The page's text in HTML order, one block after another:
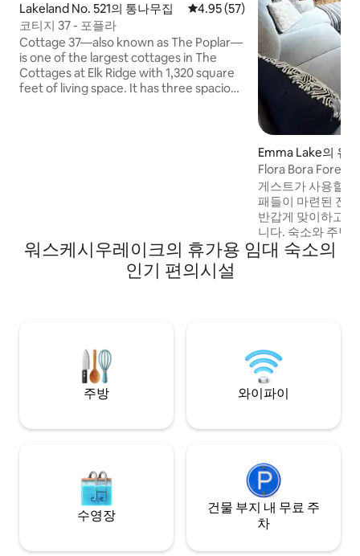
Lakeland No. 521의 통나무집 평점 4.95점(5점 만점), 후기 57
4.95 (57)
코티지 37 - 포플라
Cottage 37—also known as The Poplar—
is one of the largest cottages in The
Cottages at Elk Ridge with 1,320 square
feet of living space. It has three spacious
Emma Lake의 유
Flora Bora Forest
게스트가 사용할
패들이 마련된 전용 호
반갑게 맞이하고
니다. 숙소와 주변
겠습니다. 도움이
자로 연락하실 수
원 근처에 위치하
을 할 수 있는 기회가
자전거로 가까운
워스케시우레이크의 휴가용 임대 숙소의
인기 편의시설
주방 와이파이
수영장
건물 부지 내 무료 주
차